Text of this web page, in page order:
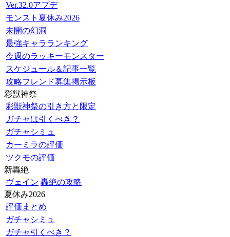
Ver.32.0アプデ
モンスト夏休み2026
未開の幻洞
最強キャラランキング
今週のラッキーモンスター
スケジュール＆記事一覧
攻略フレンド募集掲示板
彩獣神祭
彩獣神祭の引き方と限定
ガチャは引くべき？
ガチャシミュ
カーミラの評価
ツクモの評価
新轟絶
ヴェイン 轟絶の攻略
夏休み2026
評価まとめ
ガチャシミュ
ガチャ引くべき？